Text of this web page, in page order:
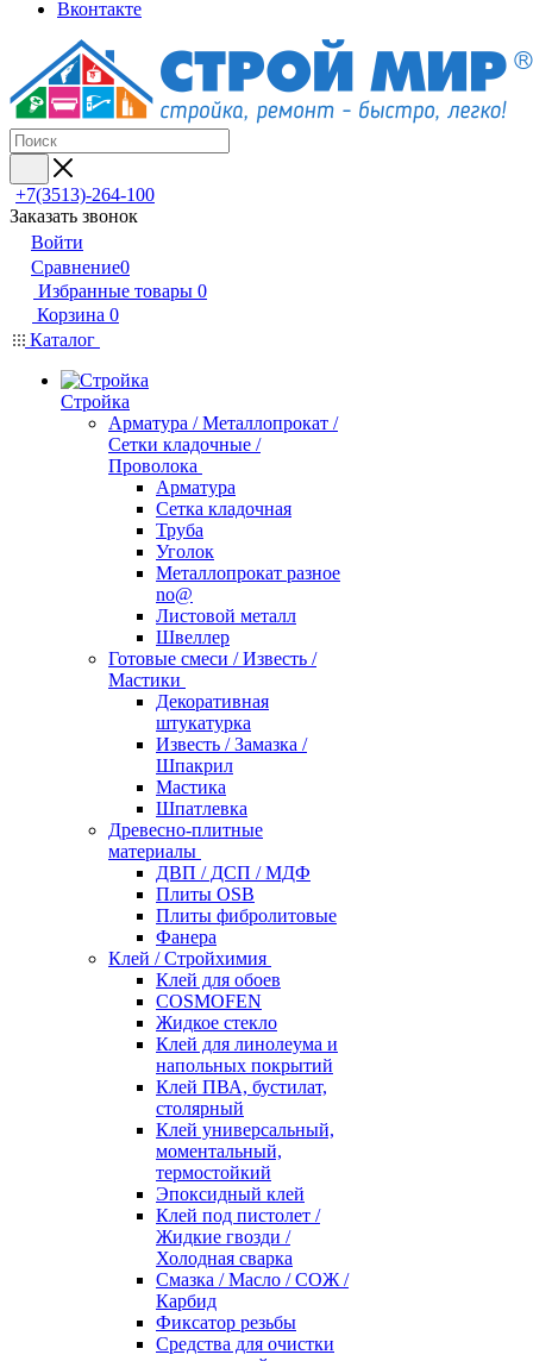
Вконтакте
+7(3513)-264-100
Заказать звонок
Войти
Сравнение0
Избранные товары 0
Корзина 0
Каталог
Стройка
Арматура / Металлопрокат /
Сетки кладочные /
Проволока
Арматура
Сетка кладочная
Труба
Уголок
Металлопрокат разное
no@
Листовой металл
Швеллер
Готовые смеси / Известь /
Мастики
Декоративная
штукатурка
Известь / Замазка /
Шпакрил
Мастика
Шпатлевка
Древесно-плитные
материалы
ДВП / ДСП / МДФ
Плиты OSB
Плиты фибролитовые
Фанера
Клей / Стройхимия
Клей для обоев
COSMOFEN
Жидкое стекло
Клей для линолеума и
напольных покрытий
Клей ПВА, бустилат,
столярный
Клей универсальный,
моментальный,
термостойкий
Эпоксидный клей
Клей под пистолет /
Жидкие гвозди /
Холодная сварка
Смазка / Масло / СОЖ /
Карбид
Фиксатор резьбы
Средства для очистки